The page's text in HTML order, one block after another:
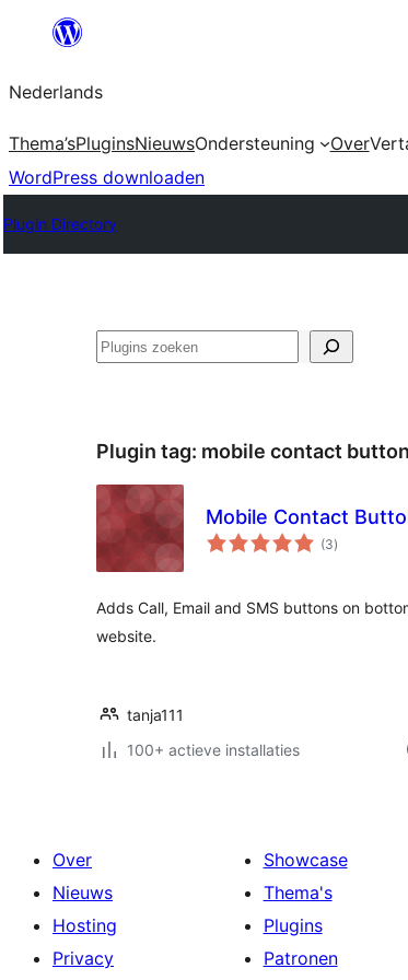
de
inhoud
Nederlands
Thema’sPluginsNieuwsOndersteuning Over
WordPress downloaden
Plugin Directory
Zoeken
Plugin tag: mobile contact
Mobile Contact
(3totaal
waarderingen
)
Adds Call, Email and SMS buttons on
website.
tanja111
100+ actieve installaties
Over
Nieuws
Hosting
Privacy
Showcase
Thema's
Plugins
Patronen